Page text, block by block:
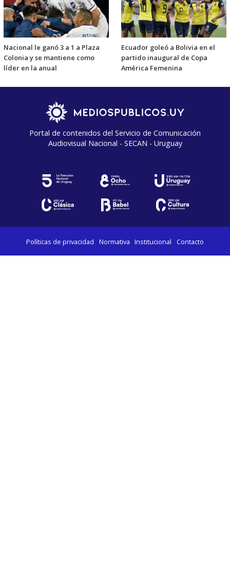
Nacional le ganó 3 a 1 a Plaza
Colonia y se mantiene como
líder en la anual
Ecuador goleó a Bolivia en el
partido inaugural de Copa
América Femenina
Portal de contenidos del Servicio de Comunicación
Audiovisual Nacional - SECAN - Uruguay
Políticas de privacidad Normativa Institucional Contacto